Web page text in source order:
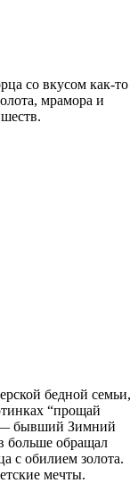
со вкусом как-то
мрамора и
бедной семьи,
“прощай
— бывший Зимний
больше обращал
с обилием золота.
мечты.